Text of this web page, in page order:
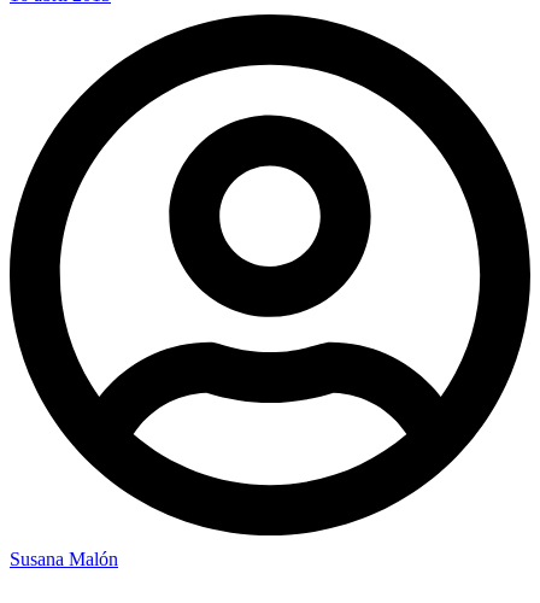
Susana Malón